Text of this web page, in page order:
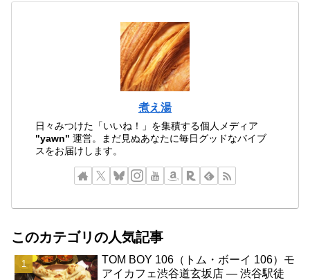
煮え湯
日々みつけた「いいね！」を集積する個人メディア
"yawn" 運営。まだ見ぬあなたに毎日グッドなバイブ
スをお届けします。
このカテゴリの人気記事
TOM BOY 106（トム・ボーイ 106）モ
アイカフェ渋谷道玄坂店 ― 渋谷駅徒